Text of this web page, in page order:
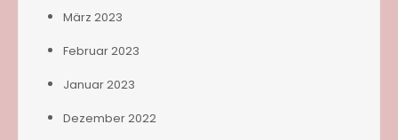
März 2023
Februar 2023
Januar 2023
Dezember 2022